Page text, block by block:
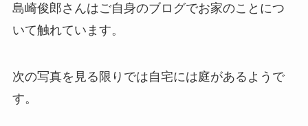
島崎俊郎さんはご自身のブログでお家のことにつ
いて触れています。
次の写真を見る限りでは自宅には庭があるようで
す。